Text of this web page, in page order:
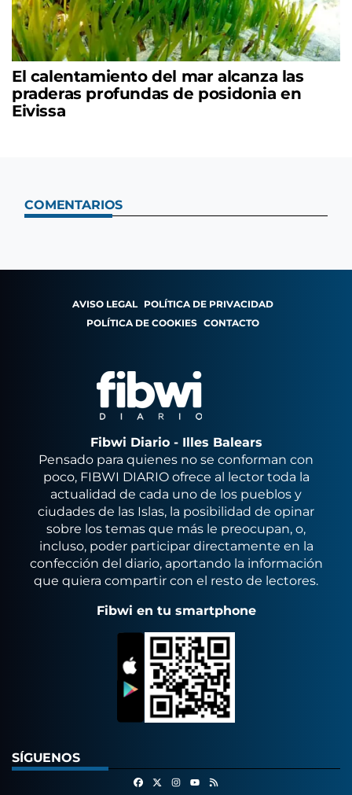
El calentamiento del mar alcanza las
praderas profundas de posidonia en
Eivissa
COMENTARIOS
AVISO LEGAL POLÍTICA DE PRIVACIDAD
POLÍTICA DE COOKIES CONTACTO
Fibwi Diario - Illes Balears
Pensado para quienes no se conforman con
poco, FIBWI DIARIO ofrece al lector toda la
actualidad de cada uno de los pueblos y
ciudades de las Islas, la posibilidad de opinar
sobre los temas que más le preocupan, o,
incluso, poder participar directamente en la
confección del diario, aportando la información
que quiera compartir con el resto de lectores.
Fibwi en tu smartphone
SÍGUENOS
FacebookInstagram